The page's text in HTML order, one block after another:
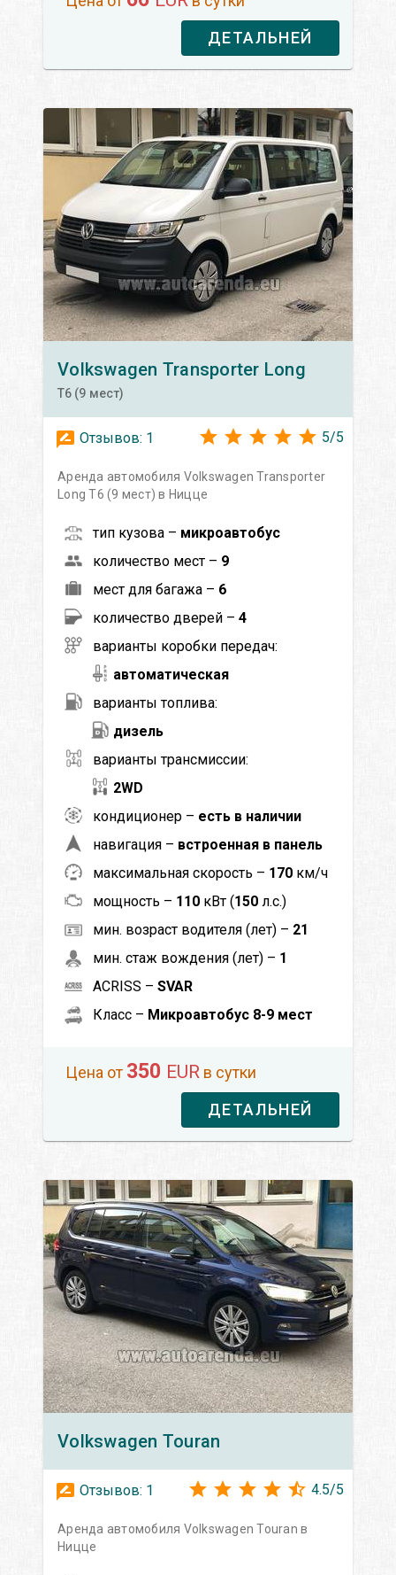
ДЕТАЛЬНЕЙ
Volkswagen Transporter Long
T6 (9 мест)
Отзывов: 1 5/5
Аренда автомобиля Volkswagen Transporter
Long T6 (9 мест) в Ницце
тип кузова – микроавтобус
количество мест – 9
мест для багажа – 6
количество дверей – 4
варианты коробки передач:
автоматическая
варианты топлива:
дизель
варианты трансмиссии:
2WD
кондиционер – есть в наличии
навигация – встроенная в панель
максимальная скорость – 170 км/ч
мощность – 110 кВт (150 л.с.)
мин. возраст водителя (лет) – 21
мин. стаж вождения (лет) – 1
ACRISS – SVAR
Класс – Микроавтобус 8-9 мест
Цена от 350 EUR в сутки
ДЕТАЛЬНЕЙ
Volkswagen Touran
Отзывов: 1 4.5/5
Аренда автомобиля Volkswagen Touran в
Ницце